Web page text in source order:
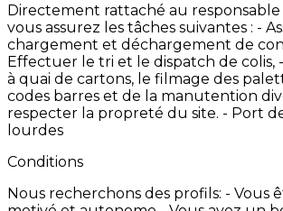
Directement rattaché au responsable
vous assurez les tâches suivantes : -
chargement et déchargement de
Effectuer le tri et le dispatch de colis, -
à quai de cartons, le filmage des
codes barres et de la manutention
respecter la propreté du site. - Port
lourdes
Conditions
Nous recherchons des profils: - Vous